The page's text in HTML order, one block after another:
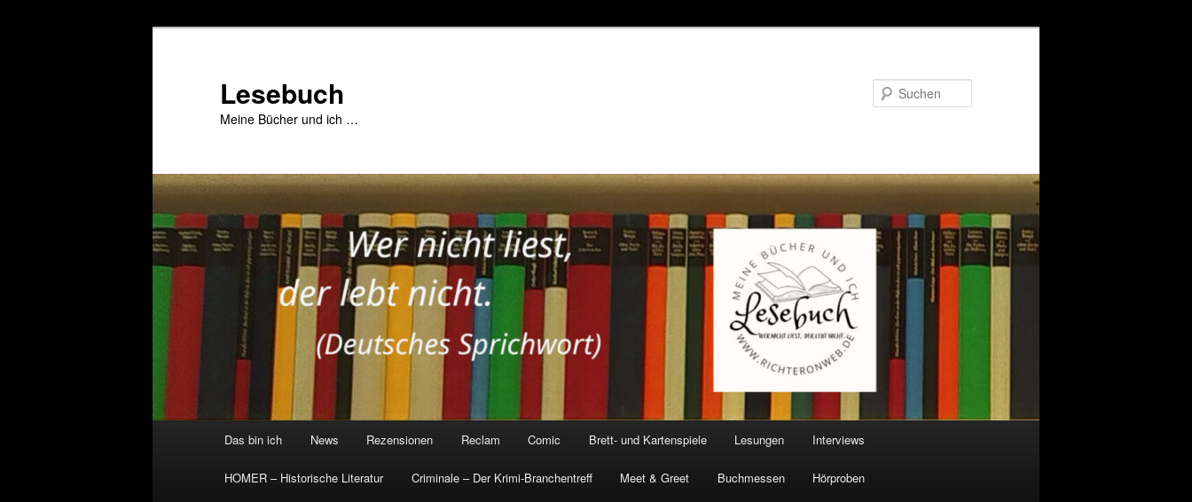
Lesebuch
Meine Bücher und ich …
Das bin ich News Rezensionen Reclam Comic Brett- und Kartenspiele Lesungen Interviews
HOMER – Historische Literatur Criminale – Der Krimi-Branchentreff Meet & Greet Buchmessen Hörproben